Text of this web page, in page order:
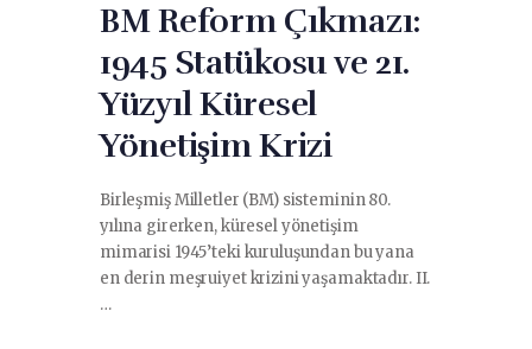
BM Reform Çıkmazı:
1945 Statükosu ve 21.
Yüzyıl Küresel
Yönetişim Krizi
Birleşmiş Milletler (BM) sisteminin 80.
yılına girerken, küresel yönetişim
mimarisi 1945’teki kuruluşundan bu yana
en derin meşruiyet krizini yaşamaktadır. II.
…